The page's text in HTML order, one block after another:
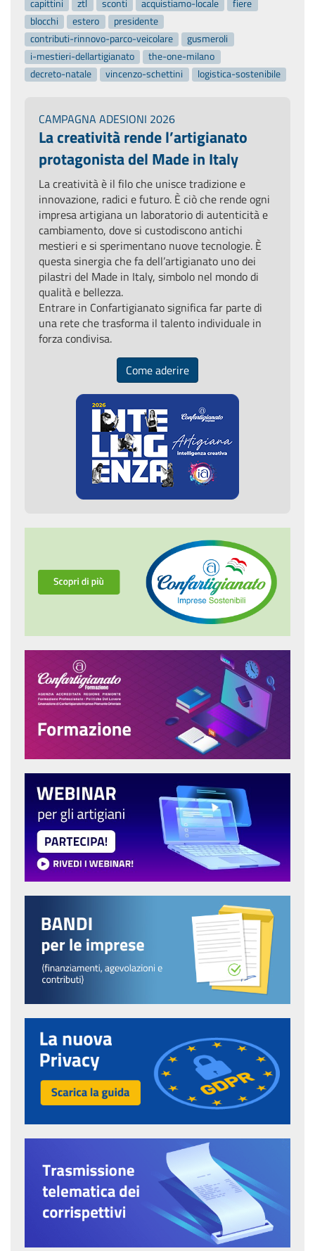
capittini ztl sconti acquistiamo-locale
fiere
blocchi
estero
presidente
contributi-rinnovo-parco-veicolare
gusmeroli
i-mestieri-dellartigianato
the-one-milano
decreto-natale
vincenzo-schettini logistica-sostenibile
CAMPAGNA ADESIONI 2026
La creatività rende l’artigianato
protagonista del Made in Italy
La creatività è il filo che unisce tradizione e
innovazione, radici e futuro. È ciò che rende ogni
impresa artigiana un laboratorio di autenticità e
cambiamento, dove si custodiscono antichi
mestieri e si sperimentano nuove tecnologie. È
questa sinergia che fa dell’artigianato uno dei
pilastri del Made in Italy, simbolo nel mondo di
qualità e bellezza.
Entrare in Confartigianato significa far parte di
una rete che trasforma il talento individuale in
forza condivisa.
Come aderire